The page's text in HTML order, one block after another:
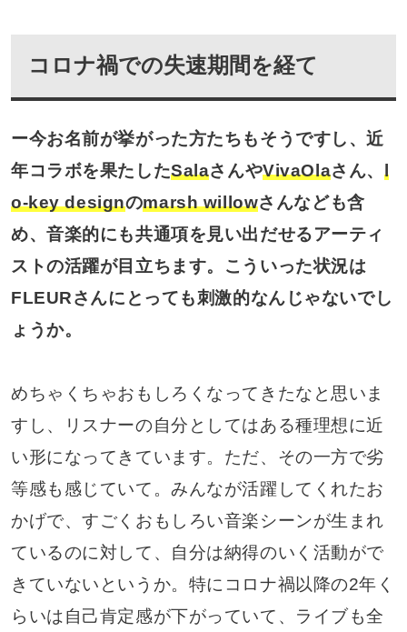
コロナ禍での失速期間を経て
ー今お名前が挙がった方たちもそうですし、近
年コラボを果たしたSalaさんやVivaOlaさん、 l
o-key designのmarsh willowさんなども含
め、音楽的にも共通項を見い出だせるアーティ
ストの活躍が目立ちます。こういった状況は
FLEURさんにとっても刺激的なんじゃないでし
ょうか。
めちゃくちゃおもしろくなってきたなと思いま
すし、リスナーの自分としてはある種理想に近
い形になってきています。ただ、その一方で劣
等感も感じていて。みんなが活躍してくれたお
かげで、すごくおもしろい音楽シーンが生まれ
ているのに対して、自分は納得のいく活動がで
きていないというか。特にコロナ禍以降の2年く
らいは自己肯定感が下がっていて、ライブも全